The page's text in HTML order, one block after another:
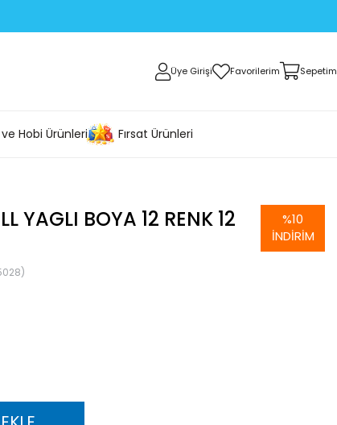
Üye Girişi Favorilerim Sepetim
Hobi Ürünleri Fırsat Ürünleri
YAGLI BOYA 12 RENK 12
%10
İNDIRIM